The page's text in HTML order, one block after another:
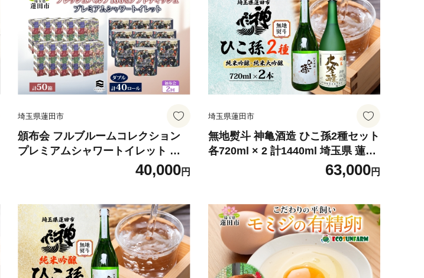
防災 送料無料 河野製紙 蓮田市
埼玉県蓮田市
頒布会 フルブルームコレクション
プレミアムシャワートイレット ダ
ブル 40ロール ソフトティッシュ 50
箱 日本製 保湿 吸収 やわらか トイ
とめ買い 日用品 消耗品 大容量 河野
製紙 埼玉県 蓮田市
40,000円
埼玉県蓮田市
無地熨斗 神亀酒造 ひこ孫2種セット
各720ml × 2 計1440ml 埼玉県 蓮田
市 お酒 晩酌 家飲み 日本酒 お燗 食
事と一緒に楽しめる 純米吟醸酒 純
蓮田市 熱燗 ぬる燗 常温 冷や 辛口
お祝い ギフト 地酒 山田錦
63,000円